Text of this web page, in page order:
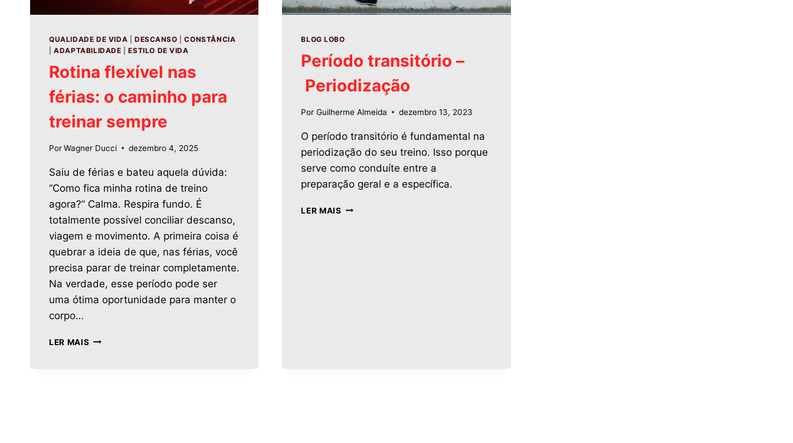
QUALIDADE DE VIDA DESCANSO |CONSTÂNCIA
|ADAPTABILIDADE |ESTILO DE VIDA
Rotina flexível nas
férias: o caminho para
treinar sempre
PorWagner Ducci dezembro 4, 2025
Saiu de férias e bateu aquela dúvida:
“Como fica minha rotina de treino
agora?” Calma. Respira fundo. É
totalmente possível conciliar descanso,
viagem e movimento. A primeira coisa é
quebrar a ideia de que, nas férias, você
precisa parar de treinar completamente.
Na verdade, esse período pode ser
uma ótima oportunidade para manter o
corpo…
LER MAIS
BLOG LOBO
Período transitório –
Periodização
Por Guilherme Almeida dezembro 13, 2023
O período transitório é fundamental na
periodização do seu treino. Isso porque
serve como conduíte entre a
preparação geral e a específica.
LER MAIS